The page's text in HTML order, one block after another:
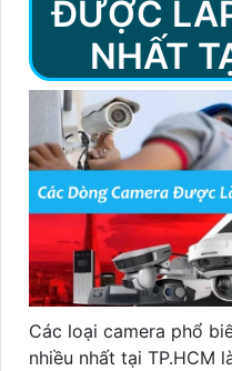
ĐƯỢC
NHẤT
Các loại camera phổ
nhiều nhất tại TP.HCM